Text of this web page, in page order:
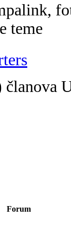
teme
Forum